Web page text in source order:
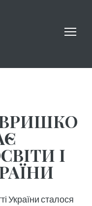
І
України сталося